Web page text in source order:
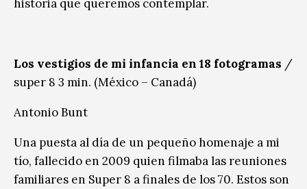
historia que queremos contemplar.
Los vestigios de mi infancia en 18 fotogramas /
super 8 3 min. (México – Canadá)
Antonio Bunt
Una puesta al día de un pequeño homenaje a mi
tío, fallecido en 2009 quien filmaba las reuniones
familiares en Super 8 a finales de los 70. Estos son